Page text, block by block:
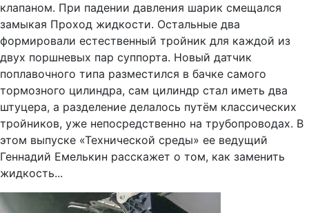
клапаном. При падении давления шарик смещался
замыкая Проход жидкости. Остальные два
формировали естественный тройник для каждой из
двух поршневых пар суппорта. Новый датчик
поплавочного типа разместился в бачке самого
тормозного цилиндра, сам цилиндр стал иметь два
штуцера, а разделение делалось путём классических
тройников, уже непосредственно на трубопроводах. В
этом выпуске «Технической среды» ее ведущий
Геннадий Емелькин расскажет о том, как заменить
жидкость...